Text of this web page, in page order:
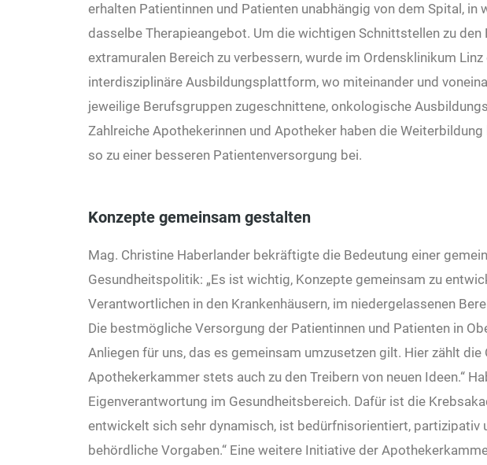
erhalten Patientinnen und Patienten unabhängig von dem Spital, in
dasselbe Therapieangebot. Um die wichtigen Schnittstellen zu den
extramuralen Bereich zu verbessern, wurde im Ordensklinikum
interdisziplinäre Ausbildungsplattform, wo miteinander und
jeweilige Berufsgruppen zugeschnittene, onkologische
Zahlreiche Apothekerinnen und Apotheker haben die
so zu einer besseren Patientenversorgung bei.
Konzepte gemeinsam gestalten
Mag. Christine Haberlander bekräftigte die Bedeutung einer
Gesundheitspolitik: „Es ist wichtig, Konzepte gemeinsam zu
Verantwortlichen in den Krankenhäusern, im niedergelassenen
Die bestmögliche Versorgung der Patientinnen und Patienten in
Anliegen für uns, das es gemeinsam umzusetzen gilt. Hier zählt
Apothekerkammer stets auch zu den Treibern von neuen Ideen.“
Eigenverantwortung im Gesundheitsbereich. Dafür ist die
entwickelt sich sehr dynamisch, ist bedürfnisorientiert, partizipativ
behördliche Vorgaben.“ Eine weitere Initiative der